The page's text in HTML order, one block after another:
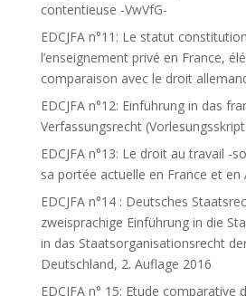
contentieuse -VwVfG-
EDCJFA n°11: Le statut
l’enseignement privé en France,
comparaison avec le droit
EDCJFA n°12: Einführung in das
Verfassungsrecht
EDCJFA n°13: Le droit au travail -
sa portée actuelle en France et en
EDCJFA n°14 : Deutsches
zweisprachige Einführung in die
in das Staatsorganisationsrecht
Deutschland, 2. Auflage 2016
EDCJFA n° 15: Etude comparative